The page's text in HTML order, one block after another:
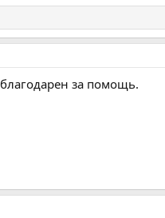
за помощь.